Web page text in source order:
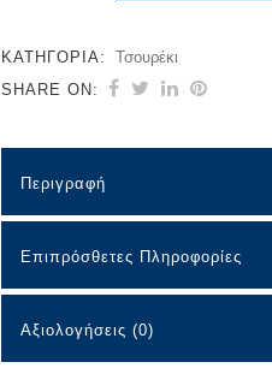
ΚΑΤΗΓΟΡΊΑ:
Τσουρέκι
SHARE ON:
Περιγραφή
Επιπρόσθετες Πληροφορίες
Αξιολογήσεις (0)